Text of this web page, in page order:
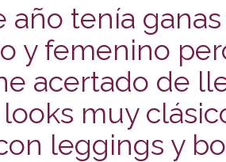
año tenía
y femenino
acertado de
looks muy
leggings y